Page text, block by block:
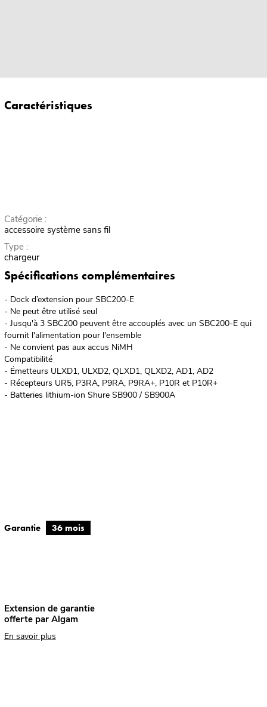
Caractéristiques
Catégorie :
accessoire système sans fil
Type :
chargeur
Spécifications complémentaires
- Dock d’extension pour SBC200-E
- Ne peut être utilisé seul
- Jusqu'à 3 SBC200 peuvent être accouplés avec un SBC200-E qui
fournit l'alimentation pour l'ensemble
- Ne convient pas aux accus NiMH
Compatibilité
- Émetteurs ULXD1, ULXD2, QLXD1, QLXD2, AD1, AD2
- Récepteurs UR5, P3RA, P9RA, P9RA+, P10R et P10R+
- Batteries lithium-ion Shure SB900 / SB900A
Garantie 36 mois
Extension de garantie
offerte par Algam
En savoir plus